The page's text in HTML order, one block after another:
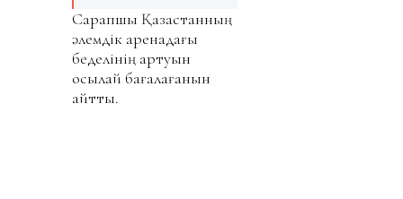
Сарапшы Қазақстанның
әлемдік аренадағы
беделінің артуын
осылай бағалағанын
айтты.